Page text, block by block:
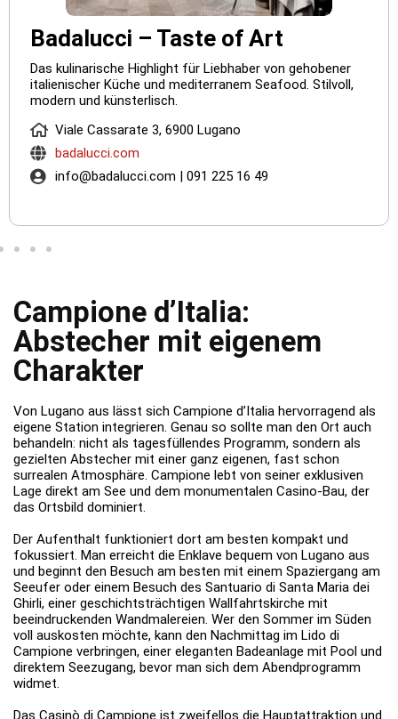
Das kulinarische Highlight für Liebhaber von gehobener
italienischer Küche und mediterranem Seafood. Stilvoll,
modern und künsterlisch.
Viale Cassarate 3, 6900 Lugano
badalucci.com
info@badalucci.com | 091 225 16 49
Badalucci – Taste of Art
Campione d’Italia:
Abstecher mit eigenem
Charakter
Von Lugano aus lässt sich Campione d’Italia hervorragend als
eigene Station integrieren. Genau so sollte man den Ort auch
behandeln: nicht als tagesfüllendes Programm, sondern als
gezielten Abstecher mit einer ganz eigenen, fast schon
surrealen Atmosphäre. Campione lebt von seiner exklusiven
Lage direkt am See und dem monumentalen Casino-Bau, der
das Ortsbild dominiert.
Der Aufenthalt funktioniert dort am besten kompakt und
fokussiert. Man erreicht die Enklave bequem von Lugano aus
und beginnt den Besuch am besten mit einem Spaziergang am
Seeufer oder einem Besuch des Santuario di Santa Maria dei
Ghirli, einer geschichtsträchtigen Wallfahrtskirche mit
beeindruckenden Wandmalereien. Wer den Sommer im Süden
voll auskosten möchte, kann den Nachmittag im Lido di
Campione verbringen, einer eleganten Badeanlage mit Pool und
direktem Seezugang, bevor man sich dem Abendprogramm
widmet.
Das Casinò di Campione ist zweifellos die Hauptattraktion und